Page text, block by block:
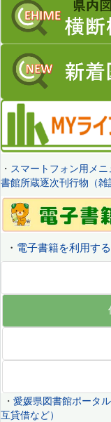
・ スマートフォン用メニ
書館所蔵逐次刊行物（
・ 電子書籍を利用す
・ 愛媛県図書館ポータル
互貸借など）